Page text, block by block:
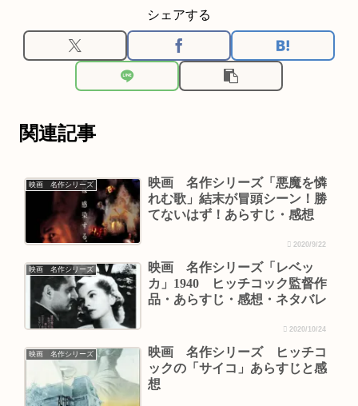
シェアする
関連記事
映画 名作シリーズ
映画 名作シリーズ「悪魔を憐
れむ歌」結末が冒頭シーン！勝
てないはず！あらすじ・感想
2020/9/22
映画 名作シリーズ
映画 名作シリーズ「レベッ
カ」1940 ヒッチコック監督作
品・あらすじ・感想・ネタバレ
2020/10/24
映画 名作シリーズ
映画 名作シリーズ ヒッチコ
ックの「サイコ」あらすじと感
想